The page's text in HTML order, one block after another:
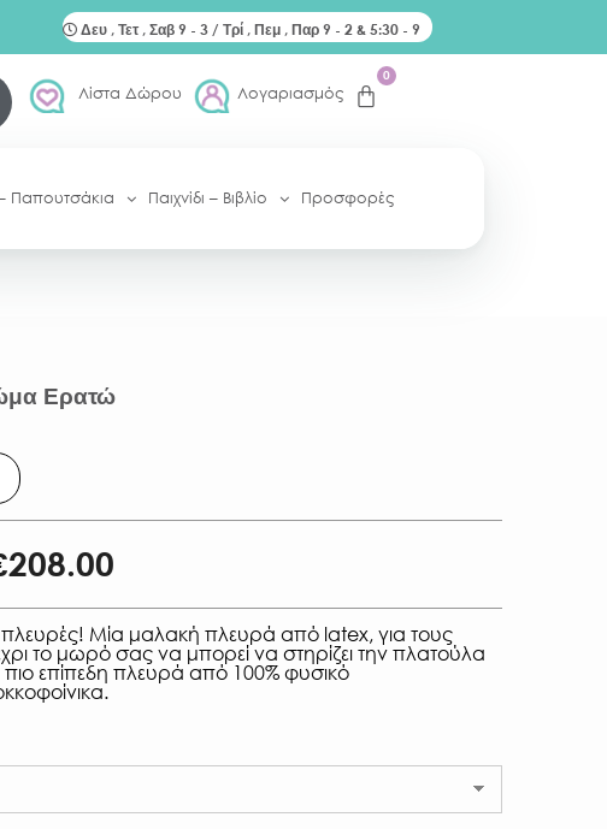
Δευ , Τετ , Σαβ 9 - 3 / Τρί , Πεμ , Παρ 9 - 2 & 5:30 - 9
Λίστα Δώρου Λογαριασμός
0
Παπουτσάκια Παιχνίδι – Βιβλίο Προσφορές
Ερατώ
208.00
Μία μαλακή πλευρά από latex, για τους
το μωρό σας να μπορεί να στηρίζει την πλατούλα
πιο επίπεδη πλευρά από 100% φυσικό